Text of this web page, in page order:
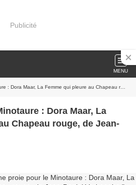
Publicité
MENU
La Femme qui pleure au Chapeau rouge, de Jean-Daniel Verhaeghe.
: Dora Maar, La
Chapeau rouge, de Jean-